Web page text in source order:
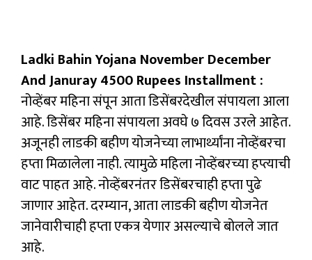
Ladki Bahin Yojana November December
And Januray 4500 Rupees Installment :
नोव्हेंबर महिना संपून आता डिसेंबरदेखील संपायला आला
आहे. डिसेंबर महिना संपायला अवघे ७ दिवस उरले आहेत.
अजूनही लाडकी बहीण योजनेच्या लाभार्थ्यांना नोव्हेंबरचा
हप्ता मिळालेला नाही. त्यामुळे महिला नोव्हेंबरच्या हप्त्याची
वाट पाहत आहे. नोव्हेंबरनंतर डिसेंबरचाही हप्ता पुढे
जाणार आहेत. दरम्यान, आता लाडकी बहीण योजनेत
जानेवारीचाही हप्ता एकत्र येणार असल्याचे बोलले जात
आहे.